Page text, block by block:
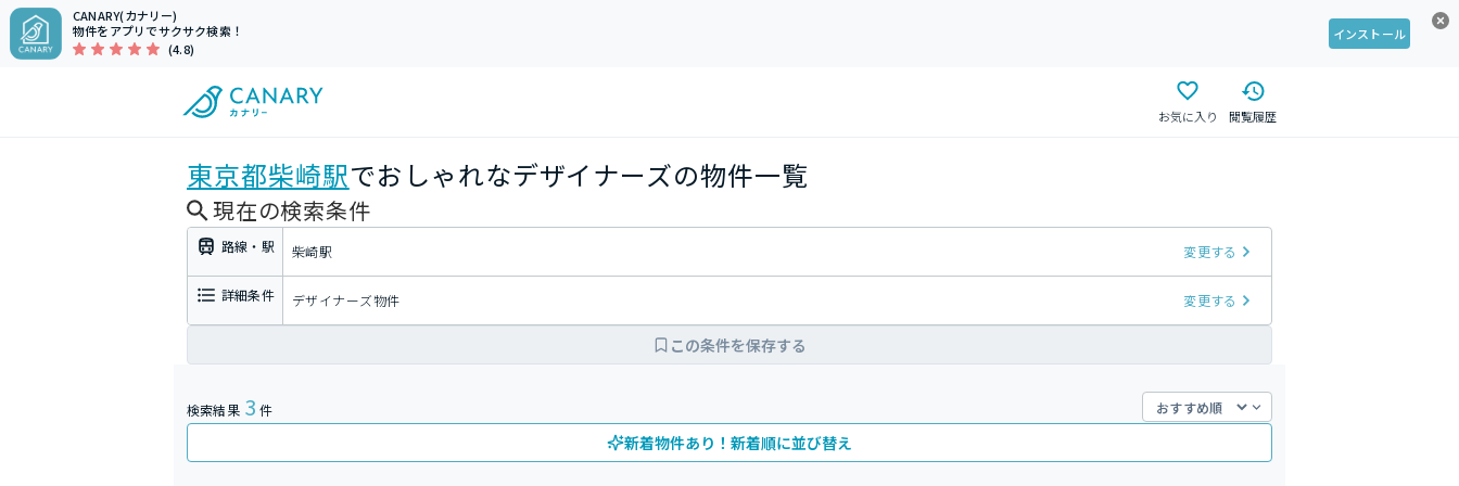
CANARY(カナリー)
物件をアプリでサクサク検索！
(4.8)
インストール
お気に入り 閲覧履歴
東京都柴崎駅でおしゃれなデザイナーズの物件一覧
現在の検索条件
路線・駅 柴崎駅 変更する
詳細条件 デザイナーズ物件 変更する
この条件を保存する
検索結果 3 件
新着物件あり！新着順に並び替え